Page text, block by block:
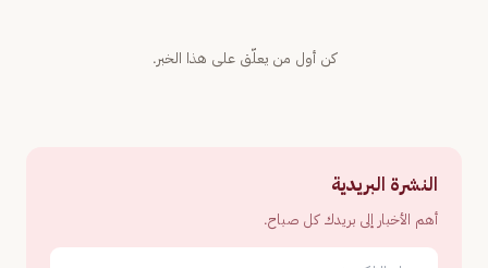
كن أول من يعلّق على هذا الخبر.
النشرة البريدية
أهم الأخبار إلى بريدك كل صباح.